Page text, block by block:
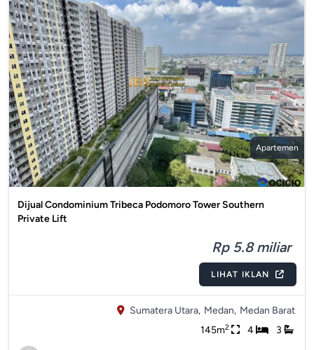
Apartemen
Dijual Condominium Tribeca Podomoro Tower Southern
Private Lift
Rp 5.8 miliar
LIHAT IKLAN
Sumatera Utara, Medan, Medan Barat
145m2 4 3